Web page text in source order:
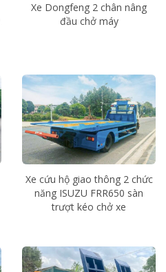
Xe Dongfeng 2 chân nâng
đầu chở máy
Xe cứu hộ giao thông 2 chức
năng ISUZU FRR650 sàn
trượt kéo chở xe